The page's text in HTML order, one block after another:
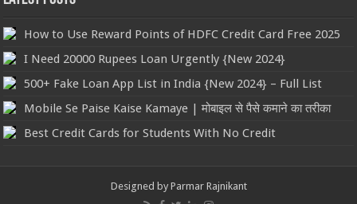
How to Use Reward Points of HDFC Credit Card Free 2025
I Need 20000 Rupees Loan Urgently {New 2024}
500+ Fake Loan App List in India {New 2024} – Full List
Mobile Se Paise Kaise Kamaye | मोबाइल से पैसे कमाने का तरीका
Best Credit Cards for Students With No Credit
Designed by Parmar Rajnikant